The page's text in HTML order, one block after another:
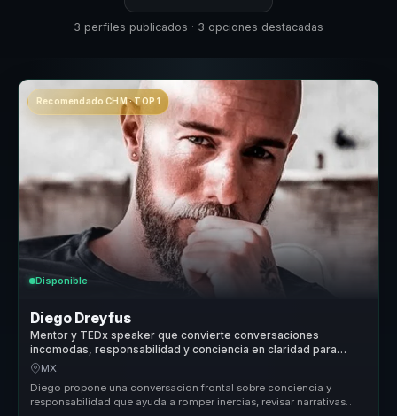
3 perfiles publicados · 3 opciones destacadas
Recomendado CHM · TOP 1
Disponible
Diego Dreyfus
Mentor y TEDx speaker que convierte conversaciones
incomodas, responsabilidad y conciencia en claridad para
lideres y equipos.
MX
Diego propone una conversacion frontal sobre conciencia y
responsabilidad que ayuda a romper inercias, revisar narrativas